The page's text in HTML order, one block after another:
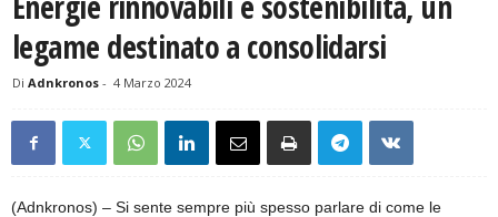
legame destinato a consolidarsi
Di Adnkronos - 4 Marzo 2024
(Adnkronos) – Si sente sempre più spesso parlare di come le